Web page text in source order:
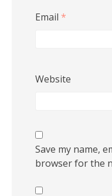
Email *
Website
Save my name,
browser for the